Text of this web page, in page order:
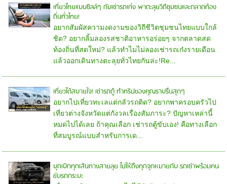
เที่ยวไทยแบบชิลล์ๆ กับเช่ารถเก๋ง พาตะลุยวิถีชุมชนและตลาดท้อง
ถิ่นทั่วไทย!
อยากสัมผัสความงดงามของวิถีชีวิตชุมชนไทยแบบใกล้
ชิด? อยากลิ้มลองรสชาติอาหารอร่อยๆ จากตลาดสด
ท้องถิ่นที่สดใหม่? แล้วทำไมไม่ลองเช่ารถเก๋งรายเดือน
แล้วออกเดินทางตะลุยทั่วไทยกันล่ะ!Re...
เที่ยวได้สบายใจ! เช่ารถตู้ ทำทริปของคุณราบรื่นสุดๆ
อยากไปเที่ยวทะเลแต่กลัวรถติด? อยากพาครอบครัวไป
เที่ยวต่างจังหวัดแต่กังวลเรื่องสัมภาระ? ปัญหาเหล่านี้
หมดไปได้เลย ถ้าคุณเลือก เช่ารถตู้ขับเอง! คือทางเลือก
ที่สมบูรณ์แบบสำหรับการเด...
บุกเบิกทุกเส้นทางสายลุย ไปให้ถึงทุกจุดหมายกับ รถเช่าพร้อมคน
ขับรถกระบะ